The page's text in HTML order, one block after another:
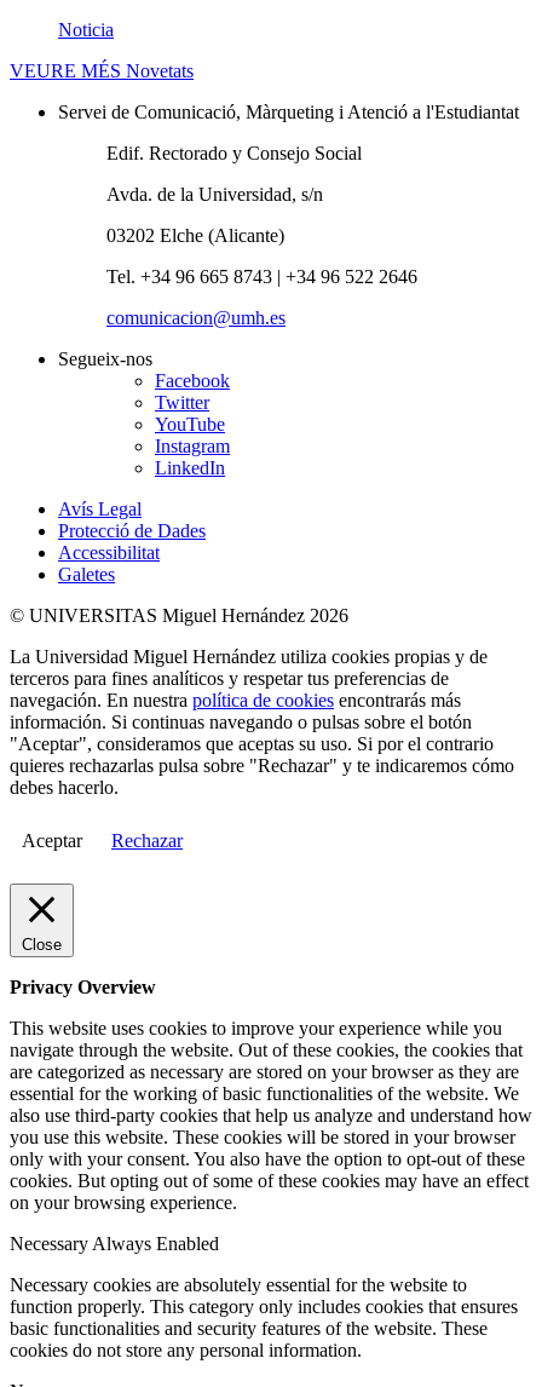
Noticia
VEURE MÉS Novetats
Servei de Comunicació, Màrqueting i Atenció a l'Estudiantat
Edif. Rectorado y Consejo Social
Avda. de la Universidad, s/n
03202 Elche (Alicante)
Tel. +34 96 665 8743 | +34 96 522 2646
comunicacion@umh.es
Segueix-nos
Facebook
Twitter
YouTube
Instagram
LinkedIn
Avís Legal
Protecció de Dades
Accessibilitat
Galetes
© UNIVERSITAS Miguel Hernández 2026
La Universidad Miguel Hernández utiliza cookies propias y de
terceros para fines analíticos y respetar tus preferencias de
navegación. En nuestra política de cookies encontrarás más
información. Si continuas navegando o pulsas sobre el botón
"Aceptar", consideramos que aceptas su uso. Si por el contrario
quieres rechazarlas pulsa sobre "Rechazar" y te indicaremos cómo
debes hacerlo.
Aceptar Rechazar
Close
Privacy Overview
This website uses cookies to improve your experience while you
navigate through the website. Out of these cookies, the cookies that
are categorized as necessary are stored on your browser as they are
essential for the working of basic functionalities of the website. We
also use third-party cookies that help us analyze and understand how
you use this website. These cookies will be stored in your browser
only with your consent. You also have the option to opt-out of these
cookies. But opting out of some of these cookies may have an effect
on your browsing experience.
Necessary Always Enabled
Necessary cookies are absolutely essential for the website to
function properly. This category only includes cookies that ensures
basic functionalities and security features of the website. These
cookies do not store any personal information.